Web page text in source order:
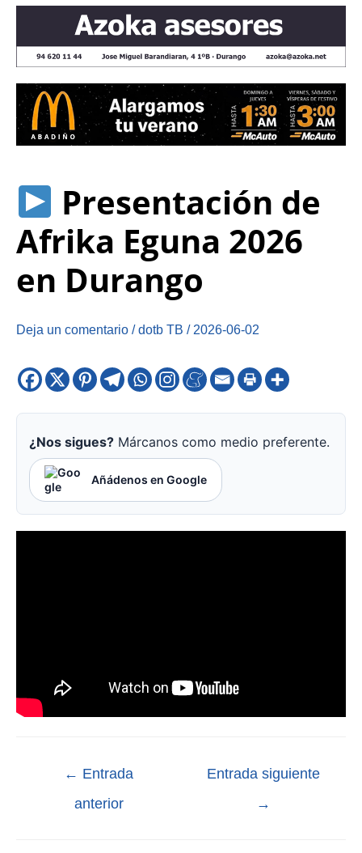
Presentación de
Afrika Eguna 2026
en Durango
Deja un comentario /dotb TB / 2026-06-02
¿Nos sigues? Márcanos como medio preferente.
Añádenos en Google
← Entrada
anterior
Entrada siguiente
→